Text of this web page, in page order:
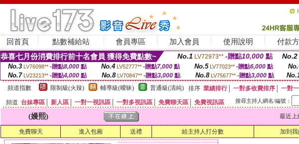
回首頁 點數補給站 會員專區 加入會員 使用說明 付款
恭喜七月份消費排行前十名會員 獲得免費點數~ No.1 LV72973** -贈點10,000 點 No.2
No.3 LV76098** -贈點8,000點 No.4 LV52777** -贈點7,000點 No.5 LV77023** -贈點6,000點
No.7 LV23213** -贈點4,000 點 No.8 LV70847** -贈點3,000 點 No.8 LV75677** -贈點3,000點
頻道指數 限制級(火辣) 輔導級(曖昧) 普通級(清純) 排序 業績排行│ 一對多收費排序
一對
頻道 台妹專區 新人區 一對一視訊區 一對多視訊區 免費聊天區 免費視訊區 搜尋主持人網名/編號：
(嫚熙) 最近上
免費聊天 進入包廂 送禮 給主持人打分數 加到